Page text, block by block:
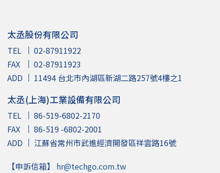
太丞股份有限公司
TEL
02-87911922
FAX
02-87911923
ADD
11494 台北市內湖區新湖二路257號4樓之1
太丞(上海)工業設備有限公司
TEL
86-519-6802-2170
FAX
86-519 -6802-2001
ADD
江蘇省常州市武進經濟開發區祥雲路16號
【申訴信箱】 hr@techgo.com.tw